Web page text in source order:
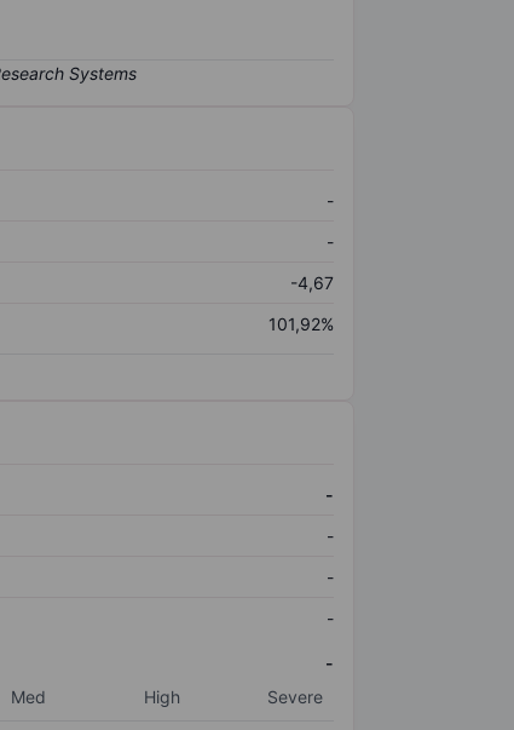
-
-
-4,67
101,92%
-
-
-
-
-
Med High Severe